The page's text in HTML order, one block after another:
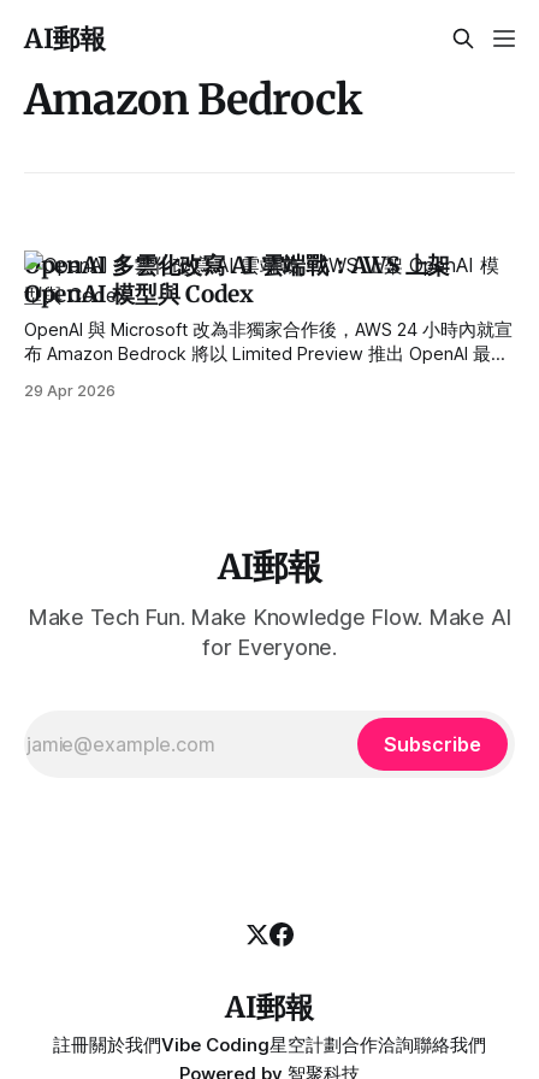
AI郵報
Amazon Bedrock
OpenAI 多雲化改寫 AI 雲端戰：AWS 上架
OpenAI 模型與 Codex
OpenAI 與 Microsoft 改為非獨家合作後，AWS 24 小時內就宣
布 Amazon Bedrock 將以 Limited Preview 推出 OpenAI 最新
雲時代。
29 Apr 2026
AI郵報
Make Tech Fun. Make Knowledge Flow. Make AI
for Everyone.
Subscribe
AI郵報
註冊關於我們Vibe Coding星空計劃合作洽詢聯絡我們
Powered by 智聚科技